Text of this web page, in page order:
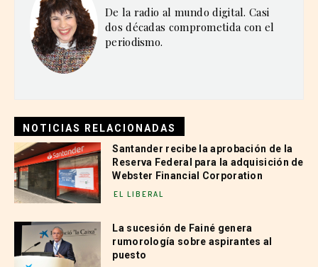
De la radio al mundo digital. Casi
dos décadas comprometida con el
periodismo.
NOTICIAS RELACIONADAS
Santander recibe la aprobación de la
Reserva Federal para la adquisición de
Webster Financial Corporation
EL LIBERAL
La sucesión de Fainé genera
rumorología sobre aspirantes al
puesto